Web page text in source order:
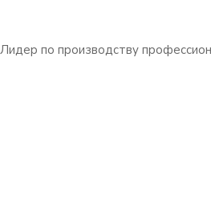
Лидер по производству